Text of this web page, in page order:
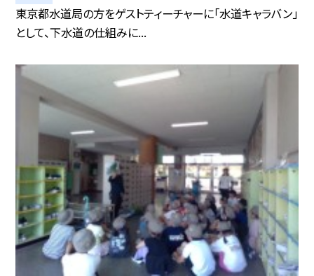
東京都水道局の方をゲストティーチャーに「水道キャラバン」
として、下水道の仕組みに...